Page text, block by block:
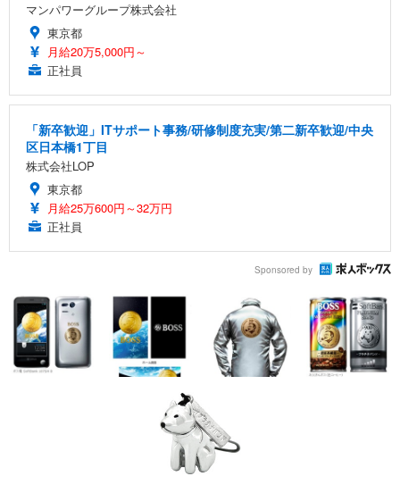
マンパワーグループ株式会社
東京都
月給20万5,000円～
正社員
「新卒歓迎」ITサポート事務/研修制度充実/第二新卒歓迎/中央
区日本橋1丁目
株式会社LOP
東京都
月給25万600円～32万円
正社員
Sponsored by